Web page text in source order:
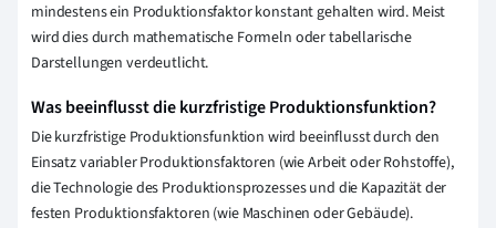
mindestens ein Produktionsfaktor konstant gehalten wird. Meist
wird dies durch mathematische Formeln oder tabellarische
Darstellungen verdeutlicht.
Was beeinflusst die kurzfristige Produktionsfunktion?
Die kurzfristige Produktionsfunktion wird beeinflusst durch den
Einsatz variabler Produktionsfaktoren (wie Arbeit oder Rohstoffe),
die Technologie des Produktionsprozesses und die Kapazität der
festen Produktionsfaktoren (wie Maschinen oder Gebäude).